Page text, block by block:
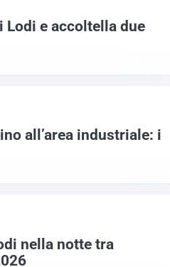
Lodi e accoltella due
all’area industriale: i
nella notte tra